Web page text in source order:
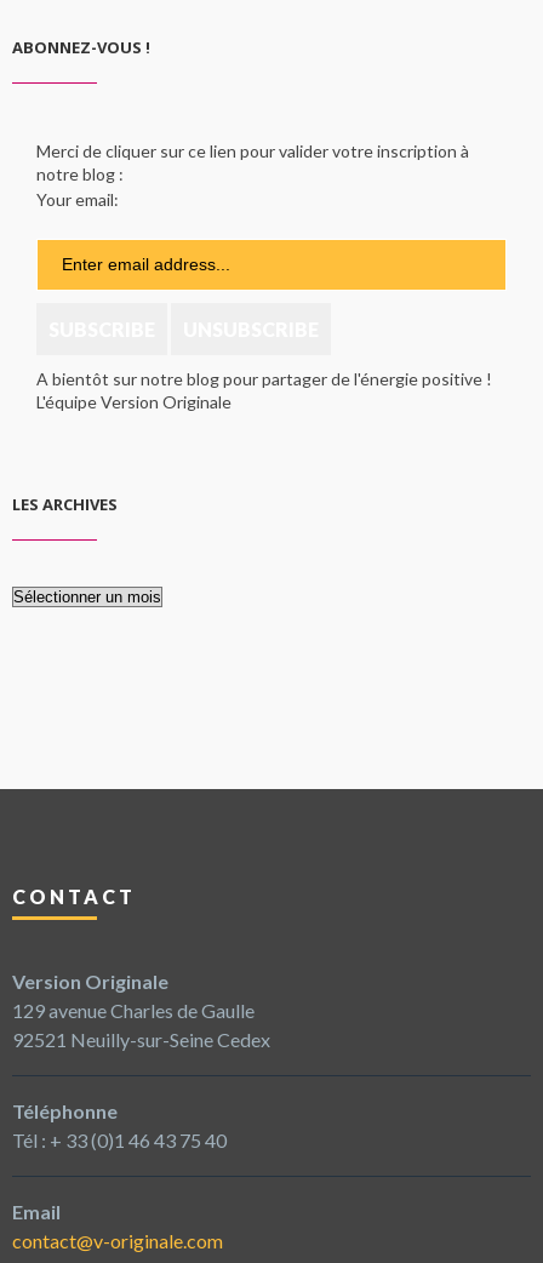
ABONNEZ-VOUS !
Merci de cliquer sur ce lien pour valider votre inscription à
notre blog :
Your email:
A bientôt sur notre blog pour partager de l'énergie positive !
L'équipe Version Originale
LES ARCHIVES
Les
CONTACT
Version Originale
129 avenue Charles de Gaulle
92521 Neuilly-sur-Seine Cedex
Téléphonne
Tél : + 33 (0)1 46 43 75 40
Email
contact@v-originale.com